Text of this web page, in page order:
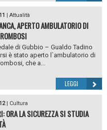
| Attualità
APERTO AMBULATORIO DI
di Gubbio – Gualdo Tadino
è stato aperto l`ambulatorio di
che a...
LEGGI
| Cultura
ORA LA SICUREZZA SI STUDIA